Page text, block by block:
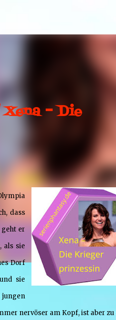
– Die
dass
geht er
als sie
Dorf
sie
jungen
nervöser am Kopf, ist aber zu